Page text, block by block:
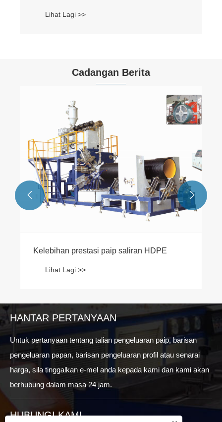
Lihat Lagi >>
Cadangan Berita
Kelebihan prestasi paip saliran HDPE
Lihat Lagi >>
 
HANTAR PERTANYAAN
Untuk pertanyaan tentang talian pengeluaran paip, barisan
pengeluaran papan, barisan pengeluaran profil atau senarai
harga, sila tinggalkan e-mel anda kepada kami dan kami akan
berhubung dalam masa 24 jam.
HUBUNGI KAMI